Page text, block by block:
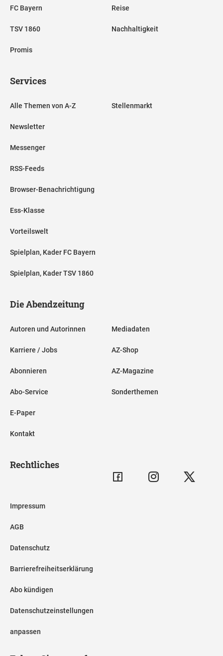
FC Bayern
TSV 1860
Promis
Reise
Nachhaltigkeit
Services
Alle Themen von A-Z
Newsletter
Messenger
RSS-Feeds
Browser-Benachrichtigung
Ess-Klasse
Vorteilswelt
Spielplan, Kader FC Bayern
Spielplan, Kader TSV 1860
Stellenmarkt
Die Abendzeitung
Autoren und Autorinnen
Karriere / Jobs
Abonnieren
Abo-Service
E-Paper
Kontakt
Mediadaten
AZ-Shop
AZ-Magazine
Sonderthemen
Rechtliches
Impressum
AGB
Datenschutz
Barrierefreiheitserklärung
Abo kündigen
Datenschutzeinstellungen
anpassen